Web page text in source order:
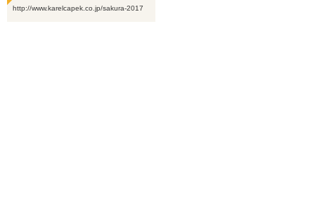
http://www.karelcapek.co.jp/sakura-2017